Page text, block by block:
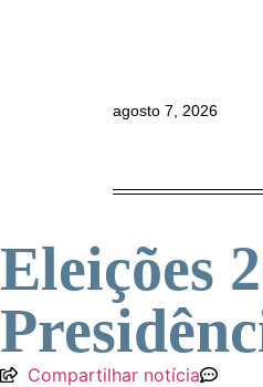
agosto 7, 2026
Eleições
Compartilhar notícia